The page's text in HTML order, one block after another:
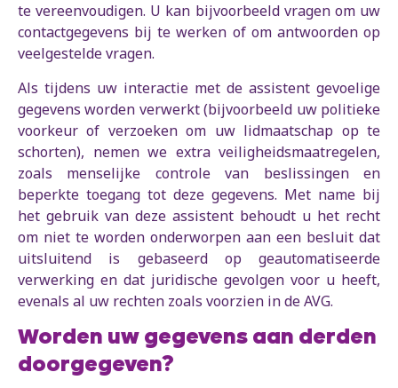
te vereenvoudigen. U kan bijvoorbeeld vragen om uw
contactgegevens bij te werken of om antwoorden op
veelgestelde vragen.
Als tijdens uw interactie met de assistent gevoelige
gegevens worden verwerkt (bijvoorbeeld uw politieke
voorkeur of verzoeken om uw lidmaatschap op te
schorten), nemen we extra veiligheidsmaatregelen,
zoals menselijke controle van beslissingen en
beperkte toegang tot deze gegevens. Met name bij
het gebruik van deze assistent behoudt u het recht
om niet te worden onderworpen aan een besluit dat
uitsluitend is gebaseerd op geautomatiseerde
verwerking en dat juridische gevolgen voor u heeft,
evenals al uw rechten zoals voorzien in de AVG.
Worden uw gegevens aan derden
doorgegeven?